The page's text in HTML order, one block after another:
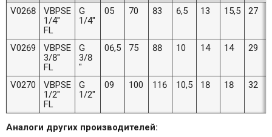
V0268
VBPSE
1/4"
FL
G
1/4"
05 70 83 6,5 13 15,5 27
V0269
VBPSE
3/8"
FL
G
3/8
"
06,5 75 88 10 14 14 29
V0270
VBPSE
1/2"
FL
G
1/2"
09 100 116 10,5 18 18 32
Аналоги других производителей: